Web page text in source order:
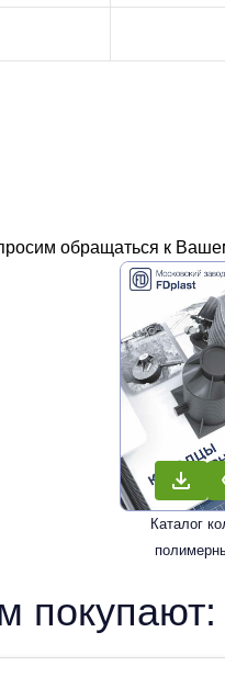
обращаться к
Каталог
покупают: